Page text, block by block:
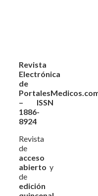
Revista
Electrónica
de
– ISSN
1886-
8924
Revista
de
acceso
abierto y
de
edición